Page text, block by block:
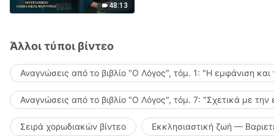
48:13
Άλλοι τύποι βίντεο
Αναγνώσεις από το βιβλίο "Ο Λόγος", τόμ. 1: "Η εμφάνιση
Αναγνώσεις από το βιβλίο "Ο Λόγος", τόμ. 7: "Σχετικά με την
Σειρά χορωδιακών βίντεο Εκκλησιαστική ζωή —